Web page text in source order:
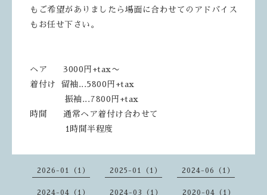
もご希望がありましたら場面に合わせてのアドバイス
もお任せ下さい。
ヘア 3000円+tax〜
着付け 留袖...5800円+tax
振袖...7800円+tax
時間 通常ヘア着付け合わせて
1時間半程度
2026-01（1） 2025-01（1） 2024-06（1）
2024-04（1） 2024-03（1） 2020-04（1）